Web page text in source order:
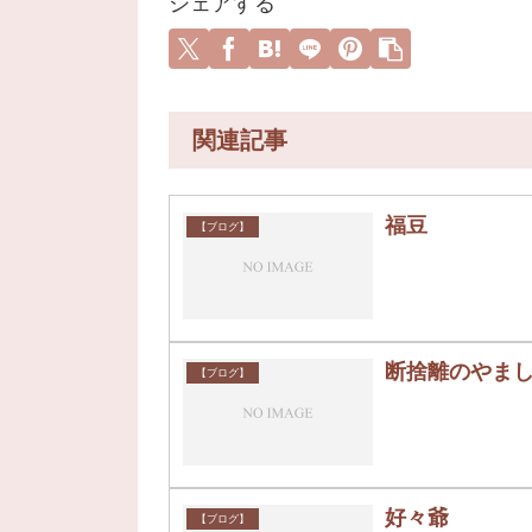
関連記事
【ブログ】 福豆
【ブログ】 断捨離のやま
【ブログ】 好々爺